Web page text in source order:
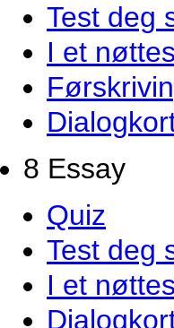
Test deg
I et
8 Essay
Quiz
Test deg
I et